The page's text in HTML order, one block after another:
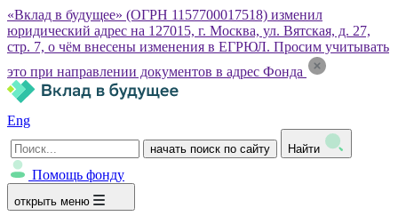
«Вклад в будущее» (ОГРН 1157700017518) изменил
юридический адрес на 127015, г. Москва, ул. Вятская, д. 27,
стр. 7, о чём внесены изменения в ЕГРЮЛ. Просим учитывать
это при направлении документов в адрес Фонда
Eng
начать поиск по сайту Найти
Помощь фонду
открыть меню